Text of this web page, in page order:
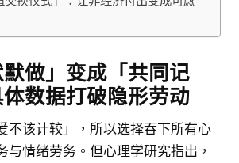
做」变成「共同记
数据打破隐形劳动
不该计较」，所以选择吞下所有心
与情绪劳务。但心理学研究指出，